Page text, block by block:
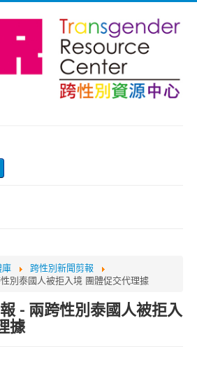
跨性別新聞剪報
別泰國人被拒入境 團體促交代理據
- 兩跨性別泰國人被拒入
據